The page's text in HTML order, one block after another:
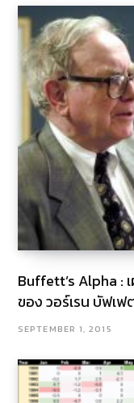
Buffett’s Alpha :
ของ วอร์เรน บัฟเ
SEPTEMBER 1, 2015